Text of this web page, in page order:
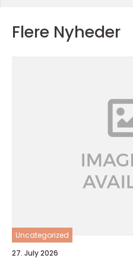
Flere Nyheder
Uncategorized
27. July 2026